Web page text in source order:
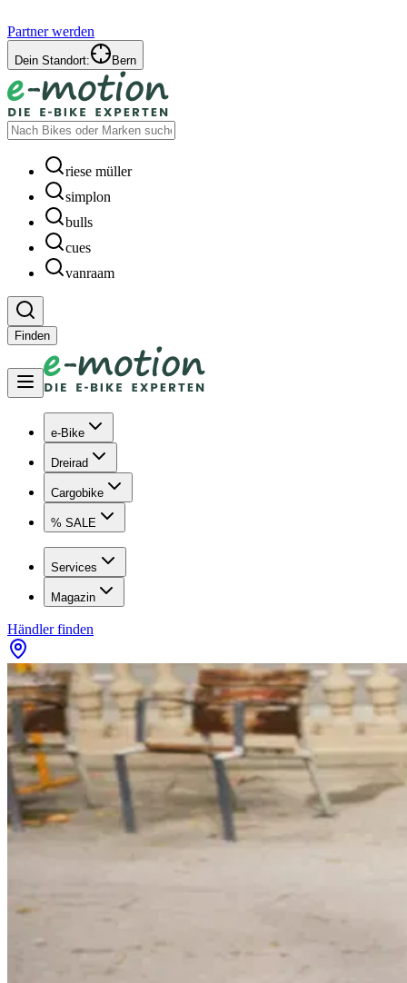
Partner werden
Dein Standort: Bern
riese müller
simplon
bulls
cues
vanraam
Finden
e-Bike
Dreirad
Cargobike
% SALE
Services
Magazin
Händler finden